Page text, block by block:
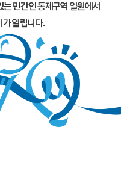
민간인 통제구역 일원에서
열립니다.